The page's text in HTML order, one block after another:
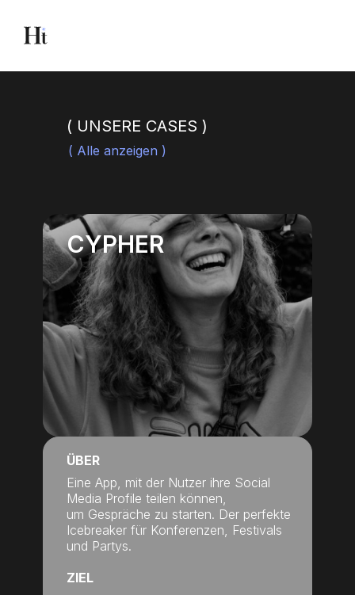
( UNSERE CASES )
( Alle anzeigen )
CYPHER
ÜBER
Eine App, mit der Nutzer ihre Social
Media Profile teilen können,
um Gespräche zu starten. Der perfekte
Icebreaker für Konferenzen, Festivals
und Partys.
ZIEL